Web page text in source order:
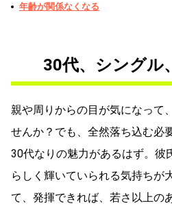
年齢が関係なくなる
30代、シングル
親や周りからの目が気になって
せんか？でも、全然落ち込む必
30代なりの魅力があるはず。彼
らしく輝いていられる気持ちが
て、発揮できれば、若さ以上の